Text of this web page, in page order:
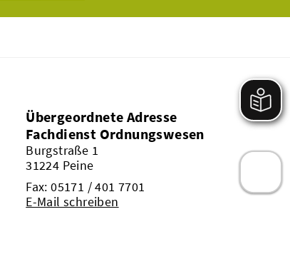
Übergeordnete Adresse
Fachdienst Ordnungswesen
Burgstraße 1
31224 Peine
Fax: 05171 / 401 7701
E-Mail schreiben